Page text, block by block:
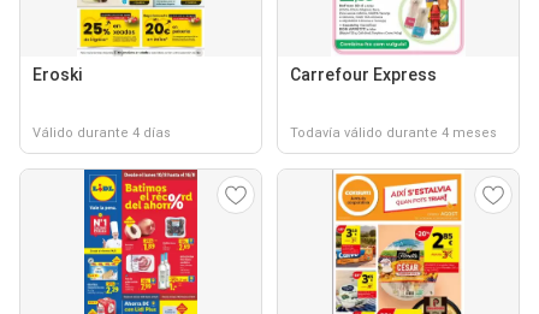
Eroski
Válido durante 4 días
Carrefour Express
Todavía válido durante 4 meses